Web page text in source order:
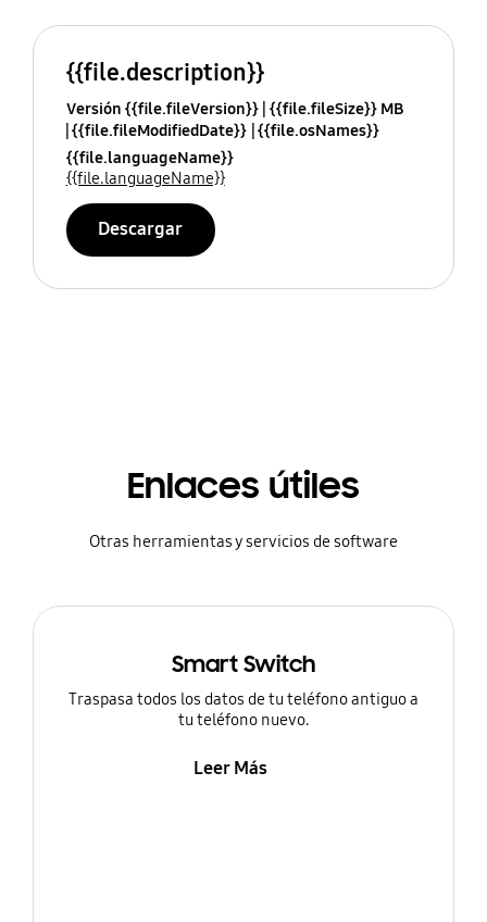
{{file.description}}
Versión {{file.fileVersion}} {{file.fileSize}} MB
{{file.fileModifiedDate}} {{file.osNames}}
{{file.languageName}}
{{file.languageName}}
Descargar
Enlaces útiles
Otras herramientas y servicios de software
Smart Switch
Traspasa todos los datos de tu teléfono antiguo a
tu teléfono nuevo.
Leer Más